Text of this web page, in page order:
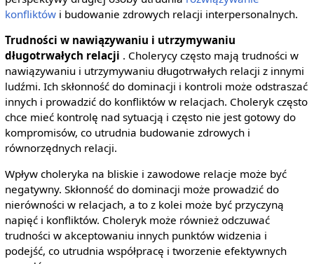
konfliktówi budowanie zdrowych relacji interpersonalnych.
Trudności w nawiązywaniu i utrzymywaniu
długotrwałych relacji . Cholerycy często mają trudności w
nawiązywaniu i utrzymywaniu długotrwałych relacji z innymi
ludźmi. Ich skłonność do dominacji i kontroli może odstraszać
innych i prowadzić do konfliktów w relacjach. Choleryk często
chce mieć kontrolę nad sytuacją i często nie jest gotowy do
kompromisów, co utrudnia budowanie zdrowych i
równorzędnych relacji.
Wpływ choleryka na bliskie i zawodowe relacje może być
negatywny. Skłonność do dominacji może prowadzić do
nierówności w relacjach, a to z kolei może być przyczyną
napięć i konfliktów. Choleryk może również odczuwać
trudności w akceptowaniu innych punktów widzenia i
podejść, co utrudnia współpracę i tworzenie efektywnych